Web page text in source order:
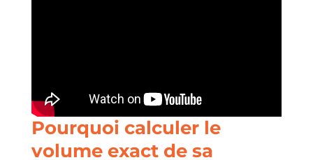
Pourquoi calculer le
volume exact de sa